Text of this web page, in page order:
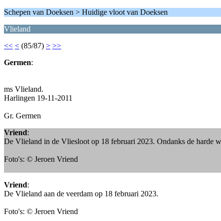
Schepen van Doeksen > Huidige vloot van Doeksen
Vlieland
<< < (85/87) > >>
Germen:
ms Vlieland.
Harlingen 19-11-2011
Gr. Germen
Vriend:
De Vlieland in de Vliesloot op 18 februari 2023. Ondanks de harde
Foto's: © Jeroen Vriend
Vriend:
De Vlieland aan de veerdam op 18 februari 2023.
Foto's: © Jeroen Vriend